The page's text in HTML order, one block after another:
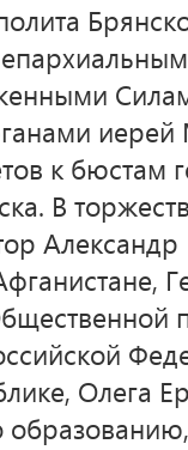
к бюстам
В
Олега